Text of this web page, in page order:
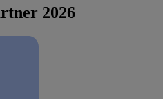
2026